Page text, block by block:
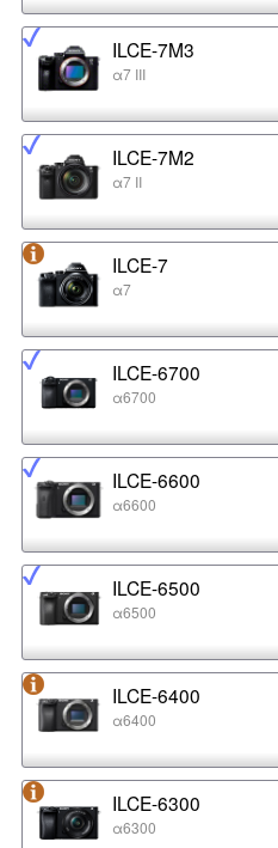
ILCE-7M3
α7 III
ILCE-7M2
α7 II
ILCE-7
α7
ILCE-6700
α6700
ILCE-6600
α6600
ILCE-6500
α6500
ILCE-6400
α6400
ILCE-6300
α6300